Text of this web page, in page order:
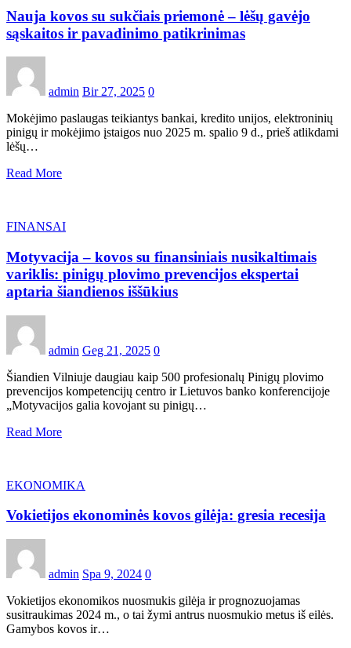
Nauja kovos su sukčiais priemonė – lėšų gavėjo
sąskaitos ir pavadinimo patikrinimas
admin Bir 27, 2025 0
Mokėjimo paslaugas teikiantys bankai, kredito unijos, elektroninių
pinigų ir mokėjimo įstaigos nuo 2025 m. spalio 9 d., prieš atlikdami
lėšų…
Read More
FINANSAI
Motyvacija – kovos su finansiniais nusikaltimais
variklis: pinigų plovimo prevencijos ekspertai
aptaria šiandienos iššūkius
admin Geg 21, 2025 0
Šiandien Vilniuje daugiau kaip 500 profesionalų Pinigų plovimo
prevencijos kompetencijų centro ir Lietuvos banko konferencijoje
„Motyvacijos galia kovojant su pinigų…
Read More
EKONOMIKA
Vokietijos ekonominės kovos gilėja: gresia recesija
admin Spa 9, 2024 0
Vokietijos ekonomikos nuosmukis gilėja ir prognozuojamas
susitraukimas 2024 m., o tai žymi antrus nuosmukio metus iš eilės.
Gamybos kovos ir…